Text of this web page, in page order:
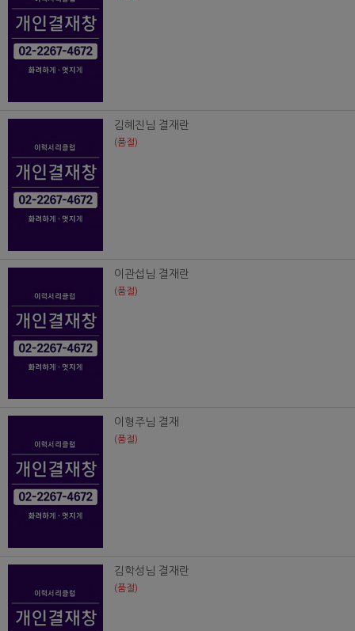
김혜진님 결재란
(품절)
이관섭님 결재란
(품절)
이형주님 결재
(품절)
김학성님 결재란
(품절)